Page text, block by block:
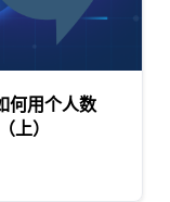
何用个人数
上）